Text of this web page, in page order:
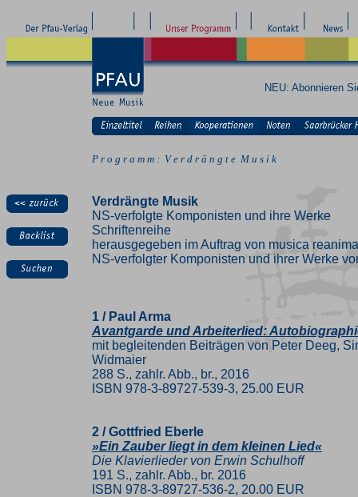
NEU: Abonnieren
P r o g r a m m : V e r d r ä n g t e M u s i k
Verdrängte Musik
NS-verfolgte Komponisten und ihre Werke
Schriftenreihe
herausgegeben im Auftrag von musica
NS-verfolgter Komponisten und ihrer Werke
1 / Paul Arma
Avantgarde und Arbeiterlied:
mit begleitenden Beiträgen von Peter Deeg,
Widmaier
288 S., zahlr. Abb., br., 2016
ISBN 978-3-89727-539-3, 25.00 EUR
2 / Gottfried Eberle
»Ein Zauber liegt in dem kleinen Lied«
Die Klavierlieder von Erwin Schulhoff
191 S., zahlr. Abb., br. 2016
ISBN 978-3-89727-536-2, 20.00 EUR